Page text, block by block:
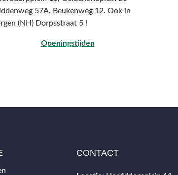
57A, Beukenweg 12. Ook in
(NH) Dorpsstraat 5 !
Openingstijden
CONTACT